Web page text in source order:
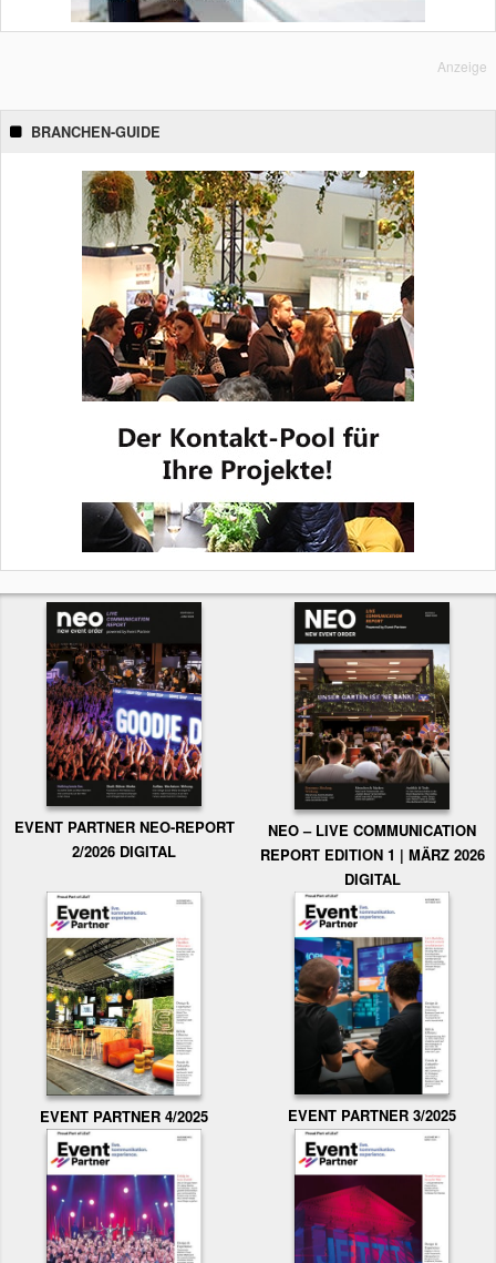
Anzeige
BRANCHEN-GUIDE
EVENT PARTNER NEO-REPORT
2/2026 DIGITAL
NEO – LIVE COMMUNICATION
REPORT EDITION 1 | MÄRZ 2026
DIGITAL
EVENT PARTNER 4/2025 EVENT PARTNER 3/2025